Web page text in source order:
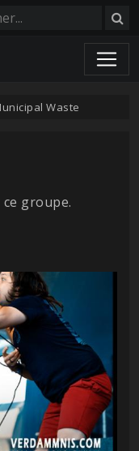
Waste
groupe.